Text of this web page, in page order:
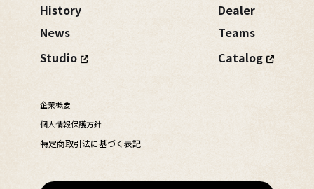
History
News
Studio
Dealer
Teams
Catalog
企業概要
個人情報保護方針
特定商取引法に基づく表記